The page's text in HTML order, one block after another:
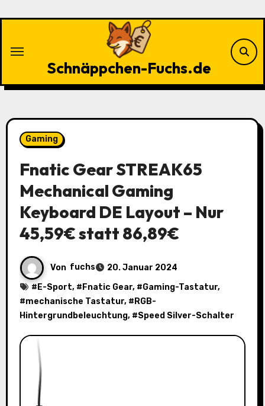
Schnäppchen-Fuchs.de
Gaming
Fnatic Gear STREAK65
Mechanical Gaming
Keyboard DE Layout – Nur
45,59€ statt 86,89€
Von fuchs
20. Januar 2024
# E-Sport, # Fnatic Gear, #Gaming-Tastatur,
#mechanische Tastatur, # RGB-
Hintergrundbeleuchtung, #Speed Silver-Schalter